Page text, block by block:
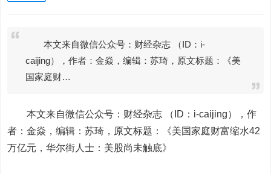
本文来自微信公众号：财经杂志 （ID：i-
caijing），作者：金焱，编辑：苏琦，原文标题：《美
国家庭财…
本文来自微信公众号： 财经杂志 （ID：i-caijing）
，作
者：金焱，编辑：苏琦，原文标题：《美国家庭财富缩水42
万亿元，华尔街人士：美股尚未触底》